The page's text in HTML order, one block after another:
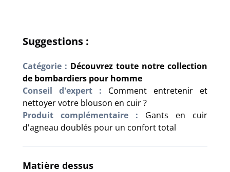
Suggestions :
Catégorie : Découvrez toute notre collection
de bombardiers pour homme
Conseil d'expert :
Comment entretenir et
nettoyer votre blouson en cuir ?
Produit complémentaire :
Gants en cuir
d'agneau doublés pour un confort total
Matière dessus